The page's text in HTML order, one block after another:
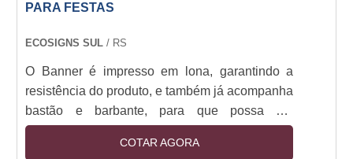
PARA FESTAS
ECOSIGNS SUL / RS
O Banner é impresso em lona, garantindo a
resistência do produto, e também já acompanha
bastão e barbante, para que possa ser
pendurado no local desejado.
COTAR AGORA